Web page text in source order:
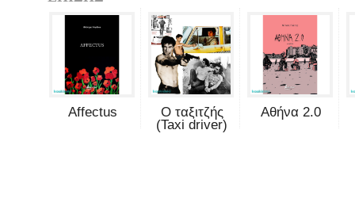
Affectus
Ο ταξιτζής
(Taxi driver)
Αθήνα 2.0